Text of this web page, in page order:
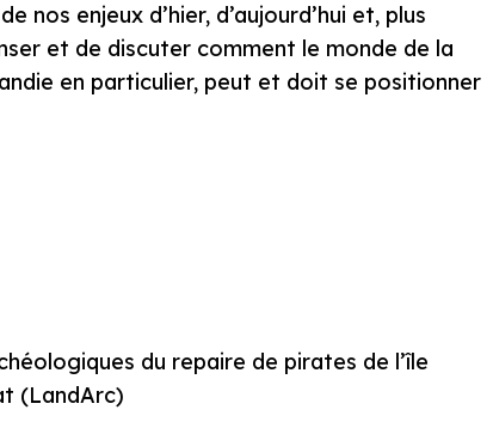
enjeux d’hier, d’aujourd’hui et, plus
et de discuter comment le monde de la
en particulier, peut et doit se positionner
du repaire de pirates de l’île
(LandArc)